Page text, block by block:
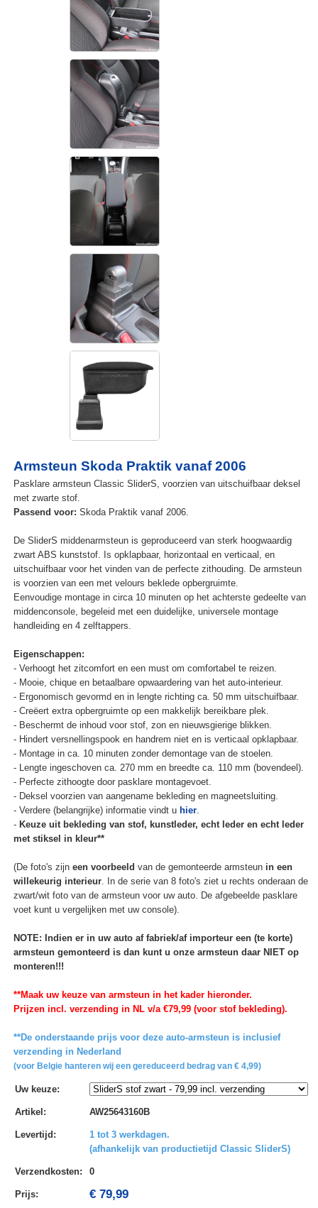
Armsteun Skoda Praktik vanaf 2006
Pasklare armsteun Classic SliderS, voorzien van uitschuifbaar deksel
met zwarte stof.
Passend voor: Skoda Praktik vanaf 2006.
De SliderS middenarmsteun is geproduceerd van sterk hoogwaardig
zwart ABS kunststof. Is opklapbaar, horizontaal en verticaal, en
uitschuifbaar voor het vinden van de perfecte zithouding. De armsteun
is voorzien van een met velours beklede opbergruimte.
Eenvoudige montage in circa 10 minuten op het achterste gedeelte van
middenconsole, begeleid met een duidelijke, universele montage
handleiding en 4 zelftappers.
Eigenschappen:
- Verhoogt het zitcomfort en een must om comfortabel te reizen.
- Mooie, chique en betaalbare opwaardering van het auto-interieur.
- Ergonomisch gevormd en in lengte richting ca. 50 mm uitschuifbaar.
- Creëert extra opbergruimte op een makkelijk bereikbare plek.
- Beschermt de inhoud voor stof, zon en nieuwsgierige blikken.
- Hindert versnellingspook en handrem niet en is verticaal opklapbaar.
- Montage in ca. 10 minuten zonder demontage van de stoelen.
- Lengte ingeschoven ca. 270 mm en breedte ca. 110 mm (bovendeel).
- Perfecte zithoogte door pasklare montagevoet.
- Deksel voorzien van aangename bekleding en magneetsluiting.
- Verdere (belangrijke) informatie vindt u hier.
- Keuze uit bekleding van stof, kunstleder, echt leder en echt leder
met stiksel in kleur**
(De foto's zijn een voorbeeld van de gemonteerde armsteun in een
willekeurig interieur. In de serie van 8 foto's ziet u rechts onderaan de
zwart/wit foto van de armsteun voor uw auto. De afgebeelde pasklare
voet kunt u vergelijken met uw console).
NOTE: Indien er in uw auto af fabriek/af importeur een (te korte)
armsteun gemonteerd is dan kunt u onze armsteun daar NIET op
monteren!!!
**Maak uw keuze van armsteun in het kader hieronder.
Prijzen incl. verzending in NL v/a €79,99 (voor stof bekleding).
**De onderstaande prijs voor deze auto-armsteun is inclusief
verzending in Nederland
(voor Belgie hanteren wij een gereduceerd bedrag van € 4,99)
Uw keuze:
Artikel : AW25643160B
Levertijd :
1 tot 3 werkdagen.
(afhankelijk van productietijd Classic SliderS)
Verzendkosten: 0
Prijs: € 79,99